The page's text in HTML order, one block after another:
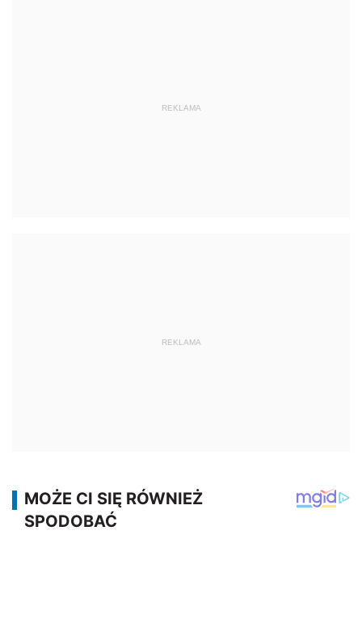
REKLAMA
REKLAMA